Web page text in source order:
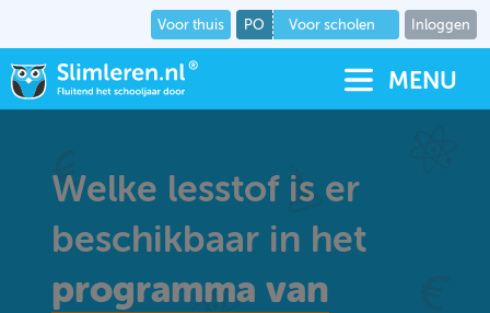
Voor thuis PO Voor scholen Inloggen
MENU
Welke lesstof is er
beschikbaar in het
programma van